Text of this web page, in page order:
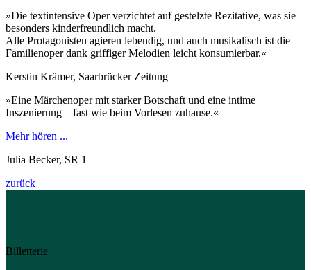
»Die textintensive Oper verzichtet auf gestelzte Rezitative, was sie
besonders kinderfreundlich macht.
Alle Protagonisten agieren lebendig, und auch musikalisch ist die
Familienoper dank griffiger Melodien leicht konsumierbar.«
Kerstin Krämer, Saarbrücker Zeitung
»Eine Märchenoper mit starker Botschaft und eine intime
Inszenierung – fast wie beim Vorlesen zuhause.«
Mehr hören ...
Julia Becker, SR 1
zurück
Billetterie